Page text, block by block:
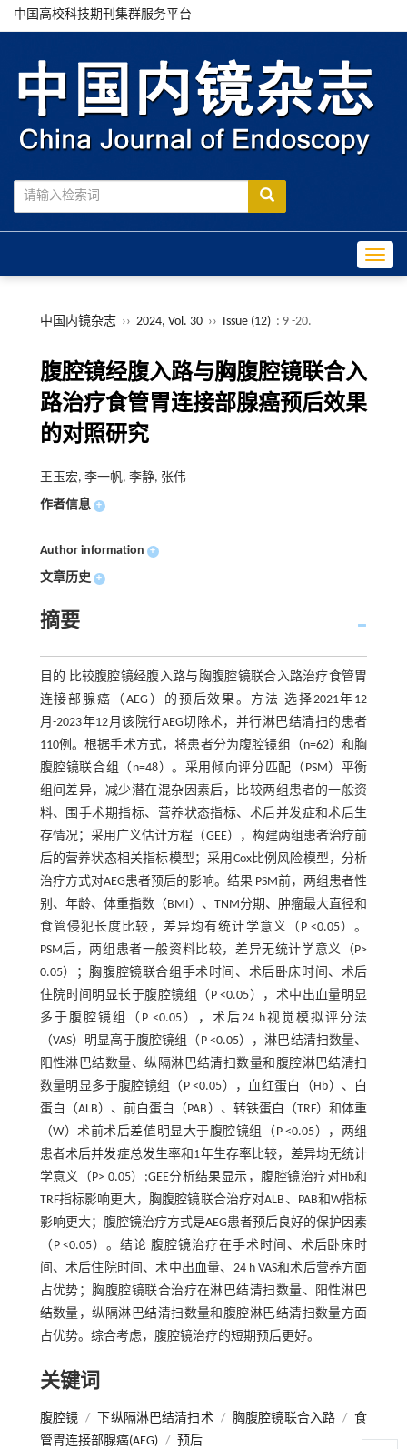
中国高校科技期刊集群服务平台
中国内镜杂志 ›› 2024, Vol. 30 ›› Issue (12) : 9 -20.
腹腔镜经腹入路与胸腹腔镜联合入
路治疗食管胃连接部腺癌预后效果
的对照研究
王玉宏, 李一帆, 李静, 张伟
作者信息 +
Author information +
文章历史 +
摘要
目的 比较腹腔镜经腹入路与胸腹腔镜联合入路治疗食管胃
连接部腺癌（AEG）的预后效果。方法 选择2021年12
月-2023年12月该院行AEG切除术，并行淋巴结清扫的患者
110例。根据手术方式，将患者分为腹腔镜组（n=62）和胸
腹腔镜联合组（n=48）。采用倾向评分匹配（PSM）平衡
组间差异，减少潜在混杂因素后，比较两组患者的一般资
料、围手术期指标、营养状态指标、术后并发症和术后生
存情况；采用广义估计方程（GEE），构建两组患者治疗前
后的营养状态相关指标模型；采用Cox比例风险模型，分析
治疗方式对AEG患者预后的影响。结果 PSM前，两组患者性
别、年龄、体重指数（BMI）、TNM分期、肿瘤最大直径和
食管侵犯长度比较，差异均有统计学意义（P <0.05）。
PSM后，两组患者一般资料比较，差异无统计学意义（P>
0.05）；胸腹腔镜联合组手术时间、术后卧床时间、术后
住院时间明显长于腹腔镜组（P <0.05），术中出血量明显
多于腹腔镜组（P <0.05），术后24 h视觉模拟评分法
（VAS）明显高于腹腔镜组（P <0.05），淋巴结清扫数量、
阳性淋巴结数量、纵隔淋巴结清扫数量和腹腔淋巴结清扫
数量明显多于腹腔镜组（P <0.05），血红蛋白（Hb）、白
蛋白（ALB）、前白蛋白（PAB）、转铁蛋白（TRF）和体重
（W）术前术后差值明显大于腹腔镜组（P <0.05），两组
患者术后并发症总发生率和1年生存率比较，差异均无统计
学意义（P> 0.05）;GEE分析结果显示，腹腔镜治疗对Hb和
TRF指标影响更大，胸腹腔镜联合治疗对ALB、PAB和W指标
影响更大；腹腔镜治疗方式是AEG患者预后良好的保护因素
（P <0.05）。结论 腹腔镜治疗在手术时间、术后卧床时
间、术后住院时间、术中出血量、24 h VAS和术后营养方面
占优势；胸腹腔镜联合治疗在淋巴结清扫数量、阳性淋巴
结数量，纵隔淋巴结清扫数量和腹腔淋巴结清扫数量方面
占优势。综合考虑，腹腔镜治疗的短期预后更好。
关键词
腹腔镜 / 下纵隔淋巴结清扫术 / 胸腹腔镜联合入路 / 食
管胃连接部腺癌(AEG) / 预后